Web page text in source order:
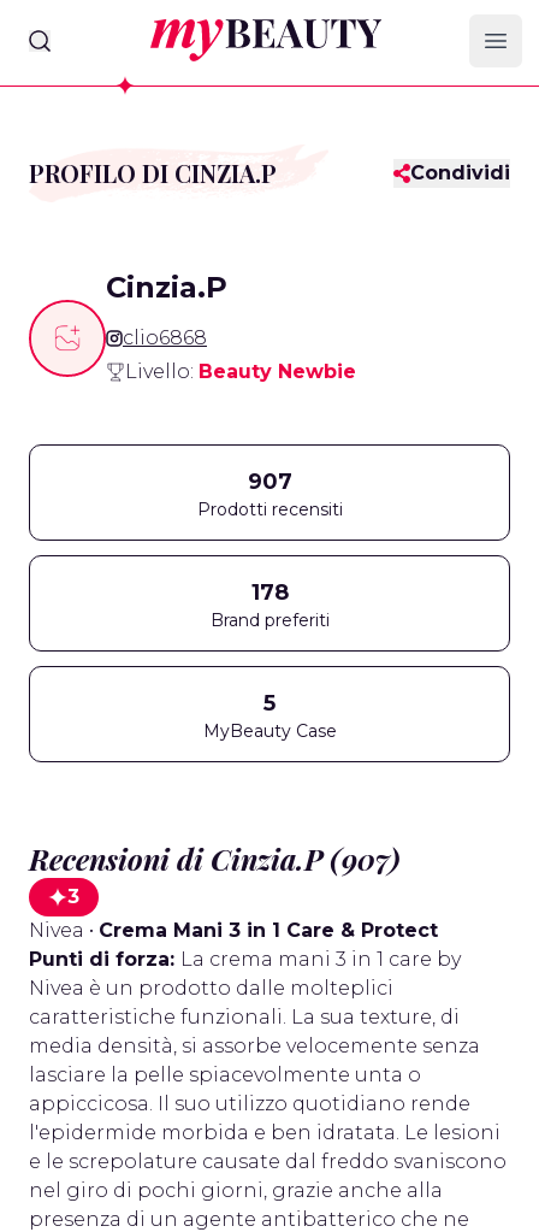
myBeauty
PROFILO DI CINZIA.P Condividi
Cinzia.P
clio6868
Livello: Beauty Newbie
907
Prodotti recensiti
178
Brand preferiti
5
MyBeauty Case
Recensioni di Cinzia.P (907)
3
Nivea • Crema Mani 3 in 1 Care & Protect
Punti di forza: La crema mani 3 in 1 care by
Nivea è un prodotto dalle molteplici
caratteristiche funzionali. La sua texture, di
media densità, si assorbe velocemente senza
lasciare la pelle spiacevolmente unta o
appiccicosa. Il suo utilizzo quotidiano rende
l'epidermide morbida e ben idratata. Le lesioni
e le screpolature causate dal freddo svaniscono
nel giro di pochi giorni, grazie anche alla
presenza di un agente antibatterico che ne